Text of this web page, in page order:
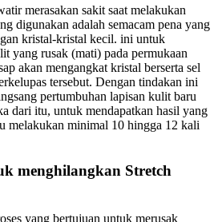
merasakan sakit saat melakukan
digunakan adalah semacam pena yang
kristal-kristal kecil. ini untuk
yang rusak (mati) pada permukaan
akan mengangkat kristal berserta sel
tersebut. Dengan tindakan ini
pertumbuhan lapisan kulit baru
dari itu, untuk mendapatkan hasil yang
melakukan minimal 10 hingga 12 kali
menghilangkan Stretch
yang bertujuan untuk merusak